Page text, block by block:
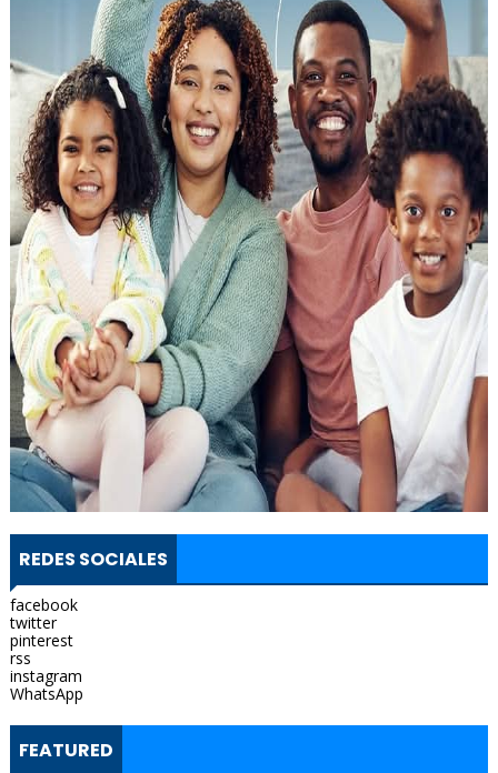
REDES SOCIALES
facebook
twitter
pinterest
rss
instagram
WhatsApp
FEATURED